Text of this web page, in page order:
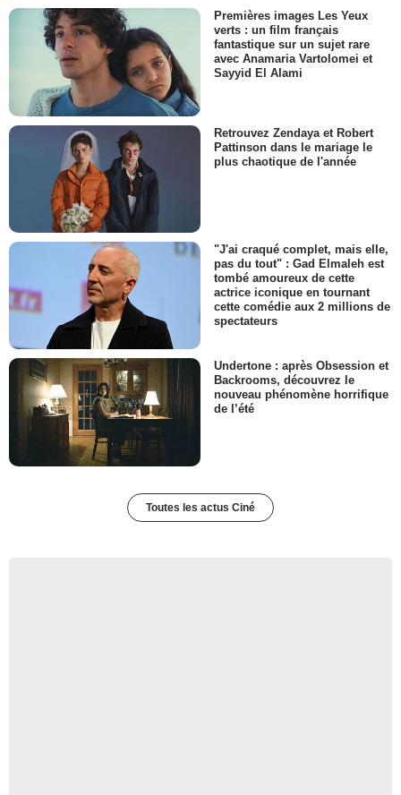
Premières images Les Yeux
verts : un film français
fantastique sur un sujet rare
avec Anamaria Vartolomei et
Sayyid El Alami
Retrouvez Zendaya et Robert
Pattinson dans le mariage le
plus chaotique de l'année
"J'ai craqué complet, mais elle,
pas du tout" : Gad Elmaleh est
tombé amoureux de cette
actrice iconique en tournant
cette comédie aux 2 millions de
spectateurs
Undertone : après Obsession et
Backrooms, découvrez le
nouveau phénomène horrifique
de l’été
Toutes les actus Ciné